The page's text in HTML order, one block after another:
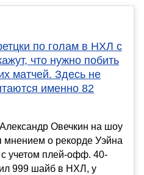
по голам в НХЛ с
что нужно побить
матчей. Здесь не
именно 82
Овечкин на шоу
о рекорде Уэйна
с учетом плей-офф. 40-
999 шайб в НХЛ, у